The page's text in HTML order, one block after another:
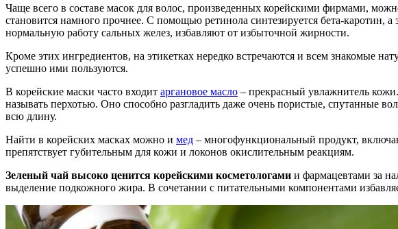
Чаще всего в составе масок для волос, произведенных корейскими фирмами,
становится намного прочнее. С помощью ретинола синтезируется бета-каротин,
нормальную работу сальных желез, избавляют от избыточной жирности.
Кроме этих ингредиентов, на этикетках нередко встречаются и всем знакомые
успешно ими пользуются.
В корейские маски часто входит аргановое масло – прекрасный увлажнитель
называть перхотью. Оно способно разгладить даже очень пористые, спутанные
всю длину.
Найти в корейских масках можно и мед – многофункциональный продукт,
препятствует губительным для кожи и локонов окислительным реакциям.
Зеленый чай высоко ценится корейскими косметологами и фармацевтами за
выделение подкожного жира. В сочетании с питательными компонентами